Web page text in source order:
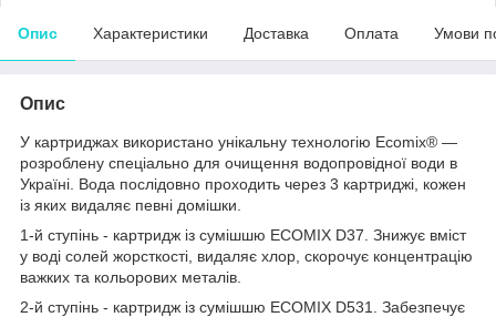
Опис Характеристики Доставка Оплата Умови
Опис
У картриджах використано унікальну технологію Ecomix® —
розроблену спеціально для очищення водопровідної води в
Україні. Вода послідовно проходить через 3 картриджі, кожен
із яких видаляє певні домішки.
1-й ступінь - картридж із сумішшю ECOMIX D37. Знижує вміст
у воді солей жорсткості, видаляє хлор, скорочує концентрацію
важких та кольорових металів.
2-й ступінь - картридж із сумішшю ECOMIX D531. Забезпечує